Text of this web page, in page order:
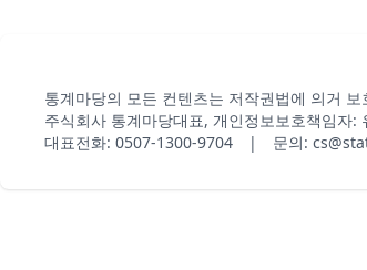
통계마당의 모든 컨텐츠는 저작권법에 의거 보
주식회사 통계마당대표, 개인정보보호책임자:
대표전화: 0507-1300-9704 | 문의: